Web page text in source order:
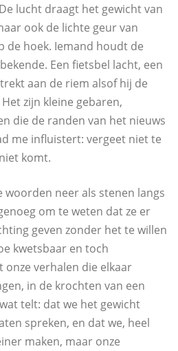
lucht draagt het gewicht van
ook de lichte geur van
de hoek. Iemand houdt de
Een fietsbel lacht, een
aan de riem alsof hij de
zijn kleine gebaren,
die de randen van het nieuws
me influistert: vergeet niet te
komt.
woorden neer als stenen langs
om te weten dat ze er
geven zonder het te willen
kwetsbaar en toch
onze verhalen die elkaar
in de krochten van een
telt: dat we het gewicht
spreken, en dat we, heel
maken, maar onze